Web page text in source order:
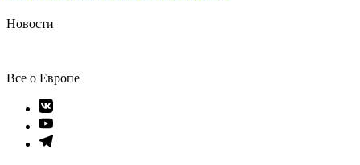
Новости
Все о Европе
Элемент
меню
Элемент
меню
Элемент